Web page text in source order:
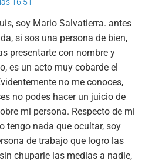
16:51
soy Mario Salvatierra. antes
si sos una persona de bien,
presentarte con nombre y
es un acto muy cobarde el
no me conoces,
no podes hacer un juicio de
mi persona. Respecto de mi
tengo nada que ocultar, soy
de trabajo que logro las
chuparle las medias a nadie,